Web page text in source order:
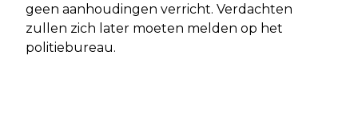
geen aanhoudingen verricht. Verdachten
zullen zich later moeten melden op het
politiebureau.